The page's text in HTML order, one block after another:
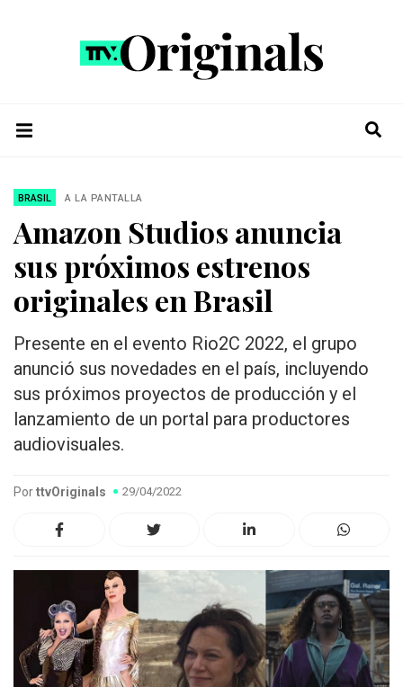
BRASIL A LA PANTALLA
Amazon Studios anuncia
sus próximos estrenos
originales en Brasil
Presente en el evento Rio2C 2022, el grupo
anunció sus novedades en el país, incluyendo
sus próximos proyectos de producción y el
lanzamiento de un portal para productores
audiovisuales.
PorttvOriginals 29/04/2022